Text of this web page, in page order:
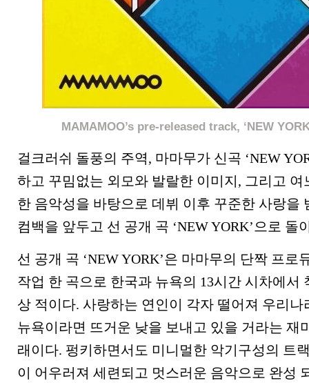
MAMAMOO’s pre-released track, ‘NEW
걸크러쉬 돌풍의 주역, 마마무가 신곡 ‘NEW
하고 꾸밈없는 외모와 발랄한 이미지, 그리고
한 음악성을 바탕으로 데뷔 이후 꾸준한 사랑을
컴백을 앞두고 선 공개 곡 ‘NEW YORK’으로 돌
선 공개 곡 ‘NEW YORK’은 마마무의 단짝 프로
작업 한 곡으로 한국과 뉴욕의 13시간 시차에서
상 적이다. 사랑하는 연인이 각자 떨어져 우리
뉴욕이라면 뜨거운 낮을 보내고 있을 거라는 재
래이다. 펑키하면서도 미니멀한 악기구성의 트
이 어우러져 세련되고 멋스러운 음악으로 완성